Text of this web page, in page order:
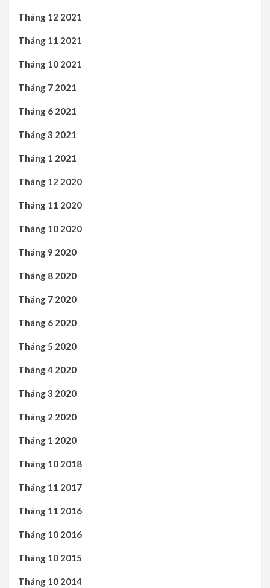
Tháng 12 2021
Tháng 11 2021
Tháng 10 2021
Tháng 7 2021
Tháng 6 2021
Tháng 3 2021
Tháng 1 2021
Tháng 12 2020
Tháng 11 2020
Tháng 10 2020
Tháng 9 2020
Tháng 8 2020
Tháng 7 2020
Tháng 6 2020
Tháng 5 2020
Tháng 4 2020
Tháng 3 2020
Tháng 2 2020
Tháng 1 2020
Tháng 10 2018
Tháng 11 2017
Tháng 11 2016
Tháng 10 2016
Tháng 10 2015
Tháng 10 2014